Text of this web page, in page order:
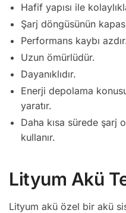
Hafif yapısı ile
Şarj döngüsünün
Performans kaybı
Uzun ömürlüdür.
Dayanıklıdır.
Enerji depolama
yaratır.
Daha kısa sürede şarj
kullanır.
Lityum Akü
Lityum akü özel bir akü